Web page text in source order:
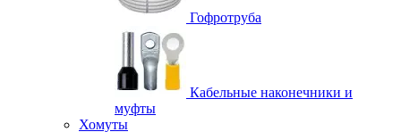
Гофротруба
Кабельные наконечники и
муфты
Хомуты